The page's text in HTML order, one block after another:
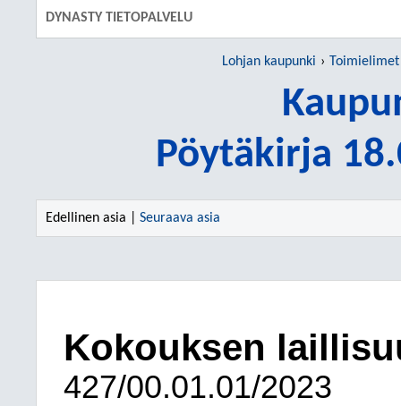
DYNASTY TIETOPALVELU
Lohjan kaupunki Toimielimet
Pöytäkirja
Edellinen asia | Seuraava asia
Kokouksen
427/00.01.01/2023